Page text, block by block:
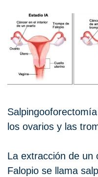
los ovarios y las
La extracción de un
Falopio se llama